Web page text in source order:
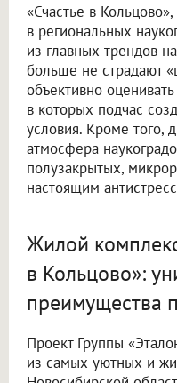
«Счастье в
в региональных
из главных трендов
больше не страдают
объективно
в которых подчас
условия. Кроме того,
атмосфера
полузакрытых,
настоящим
Жилой
в Кольцово»:
преимущества
Проект Группы
из самых уютных и